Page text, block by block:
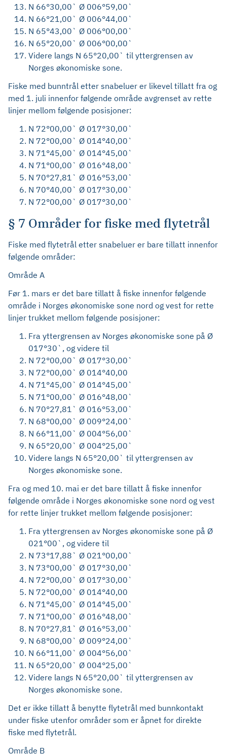
N 66°30,00` Ø 006°59,00`
N 66°21,00` Ø 006°44,00`
N 65°43,00` Ø 006°00,00`
N 65°20,00` Ø 006°00,00`
Videre langs N 65°20,00` til yttergrensen av
Norges økonomiske sone.
Fiske med bunntrål etter snabeluer er likevel tillatt fra og
med 1. juli innenfor følgende område avgrenset av rette
linjer mellom følgende posisjoner:
N 72°00,00` Ø 017°30,00`
N 72°00,00` Ø 014°40,00`
N 71°45,00` Ø 014°45,00`
N 71°00,00` Ø 016°48,00`
N 70°27,81` Ø 016°53,00`
N 70°40,00` Ø 017°30,00`
N 72°00,00` Ø 017°30,00`
§ 7 Områder for fiske med flytetrål
Fiske med flytetrål etter snabeluer er bare tillatt innenfor
følgende områder:
Område A
Før 1. mars er det bare tillatt å fiske innenfor følgende
område i Norges økonomiske sone nord og vest for rette
linjer trukket mellom følgende posisjoner:
Fra yttergrensen av Norges økonomiske sone på Ø
017°30`, og videre til
N 72°00,00` Ø 017°30,00`
N 72°00,00` Ø 014°40,00
N 71°45,00` Ø 014°45,00`
N 71°00,00` Ø 016°48,00`
N 70°27,81` Ø 016°53,00`
N 68°00,00` Ø 009°24,00`
N 66°11,00` Ø 004°56,00`
N 65°20,00` Ø 004°25,00`
Videre langs N 65°20,00` til yttergrensen av
Norges økonomiske sone.
Fra og med 10. mai er det bare tillatt å fiske innenfor
følgende område i Norges økonomiske sone nord og vest
for rette linjer trukket mellom følgende posisjoner:
Fra yttergrensen av Norges økonomiske sone på Ø
021°00`, og videre til
N 73°17,88` Ø 021°00,00`
N 73°00,00` Ø 017°30,00`
N 72°00,00` Ø 017°30,00`
N 72°00,00` Ø 014°40,00
N 71°45,00` Ø 014°45,00`
N 71°00,00` Ø 016°48,00`
N 70°27,81` Ø 016°53,00`
N 68°00,00` Ø 009°24,00`
N 66°11,00` Ø 004°56,00`
N 65°20,00` Ø 004°25,00`
Videre langs N 65°20,00` til yttergrensen av
Norges økonomiske sone.
Det er ikke tillatt å benytte flytetrål med bunnkontakt
under fiske utenfor områder som er åpnet for direkte
fiske med flytetrål.
Område B